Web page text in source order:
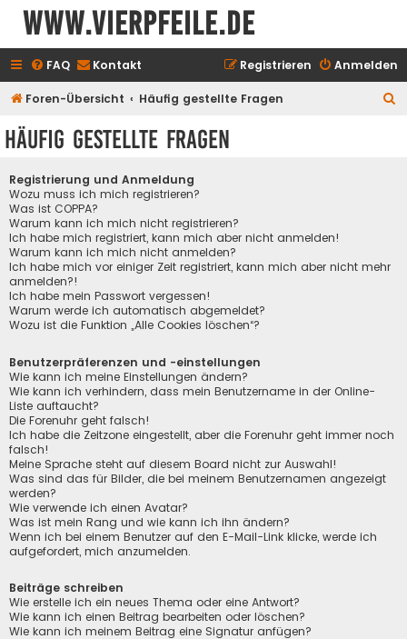
www.vierpfeile.de
FAQ Kontakt Anmelden
Registrieren
Foren-Übersicht Häufig gestellte Fragen
Häufig gestellte Fragen
Registrierung und Anmeldung
Wozu muss ich mich registrieren?
Was ist COPPA?
Warum kann ich mich nicht registrieren?
Ich habe mich registriert, kann mich aber nicht anmelden!
Warum kann ich mich nicht anmelden?
Ich habe mich vor einiger Zeit registriert, kann mich aber nicht mehr
anmelden?!
Ich habe mein Passwort vergessen!
Warum werde ich automatisch abgemeldet?
Wozu ist die Funktion „Alle Cookies löschen“?
Benutzerpräferenzen und -einstellungen
Wie kann ich meine Einstellungen ändern?
Wie kann ich verhindern, dass mein Benutzername in der Online-
Liste auftaucht?
Die Forenuhr geht falsch!
Ich habe die Zeitzone eingestellt, aber die Forenuhr geht immer noch
falsch!
Meine Sprache steht auf diesem Board nicht zur Auswahl!
Was sind das für Bilder, die bei meinem Benutzernamen angezeigt
werden?
Wie verwende ich einen Avatar?
Was ist mein Rang und wie kann ich ihn ändern?
Wenn ich bei einem Benutzer auf den E-Mail-Link klicke, werde ich
aufgefordert, mich anzumelden.
Beiträge schreiben
Wie erstelle ich ein neues Thema oder eine Antwort?
Wie kann ich einen Beitrag bearbeiten oder löschen?
Wie kann ich meinem Beitrag eine Signatur anfügen?